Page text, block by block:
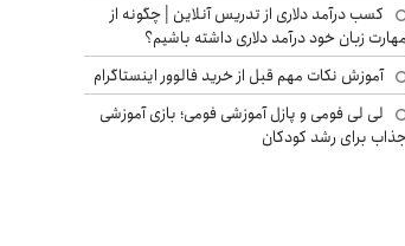
کسب درآمد دلاری از تدریس آنلاین | چگونه از
مهارت زبان خود درآمد دلاری داشته باشیم؟
آموزش نکات مهم قبل از خرید فالوور اینستاگرام
لی لی فومی و پازل آموزشی فومی؛ بازی آموزشی
برای رشد کودکان